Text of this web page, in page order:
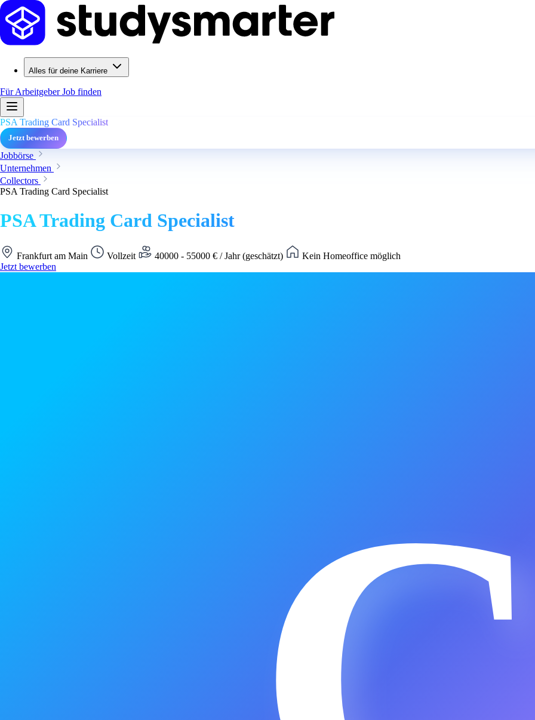
Alles für deine Karriere
Für ArbeitgeberJob finden
PSA Trading Card Specialist
Jetzt bewerben
Jobbörse
Unternehmen
Collectors
PSA Trading Card Specialist
PSA Trading Card Specialist
Frankfurt am Main Vollzeit 40000 - 55000 € / Jahr (geschätzt)
Kein Homeoffice möglich
Jetzt bewerben